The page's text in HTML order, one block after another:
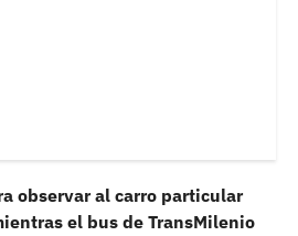
observar al carro particular
el bus de TransMilenio